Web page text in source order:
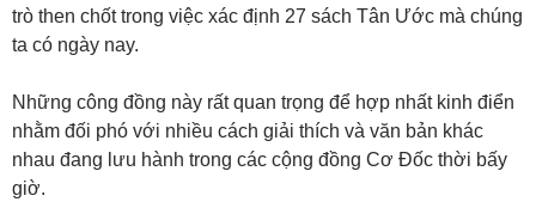
trò then chốt trong việc xác định 27 sách Tân Ước mà chúng
ta có ngày nay.
Những công đồng này rất quan trọng để hợp nhất kinh điển
nhằm đối phó với nhiều cách giải thích và văn bản khác
nhau đang lưu hành trong các cộng đồng Cơ Đốc thời bấy
giờ.